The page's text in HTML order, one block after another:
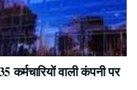
वाली कंपनी पर